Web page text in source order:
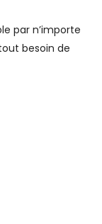
par n’importe
besoin de